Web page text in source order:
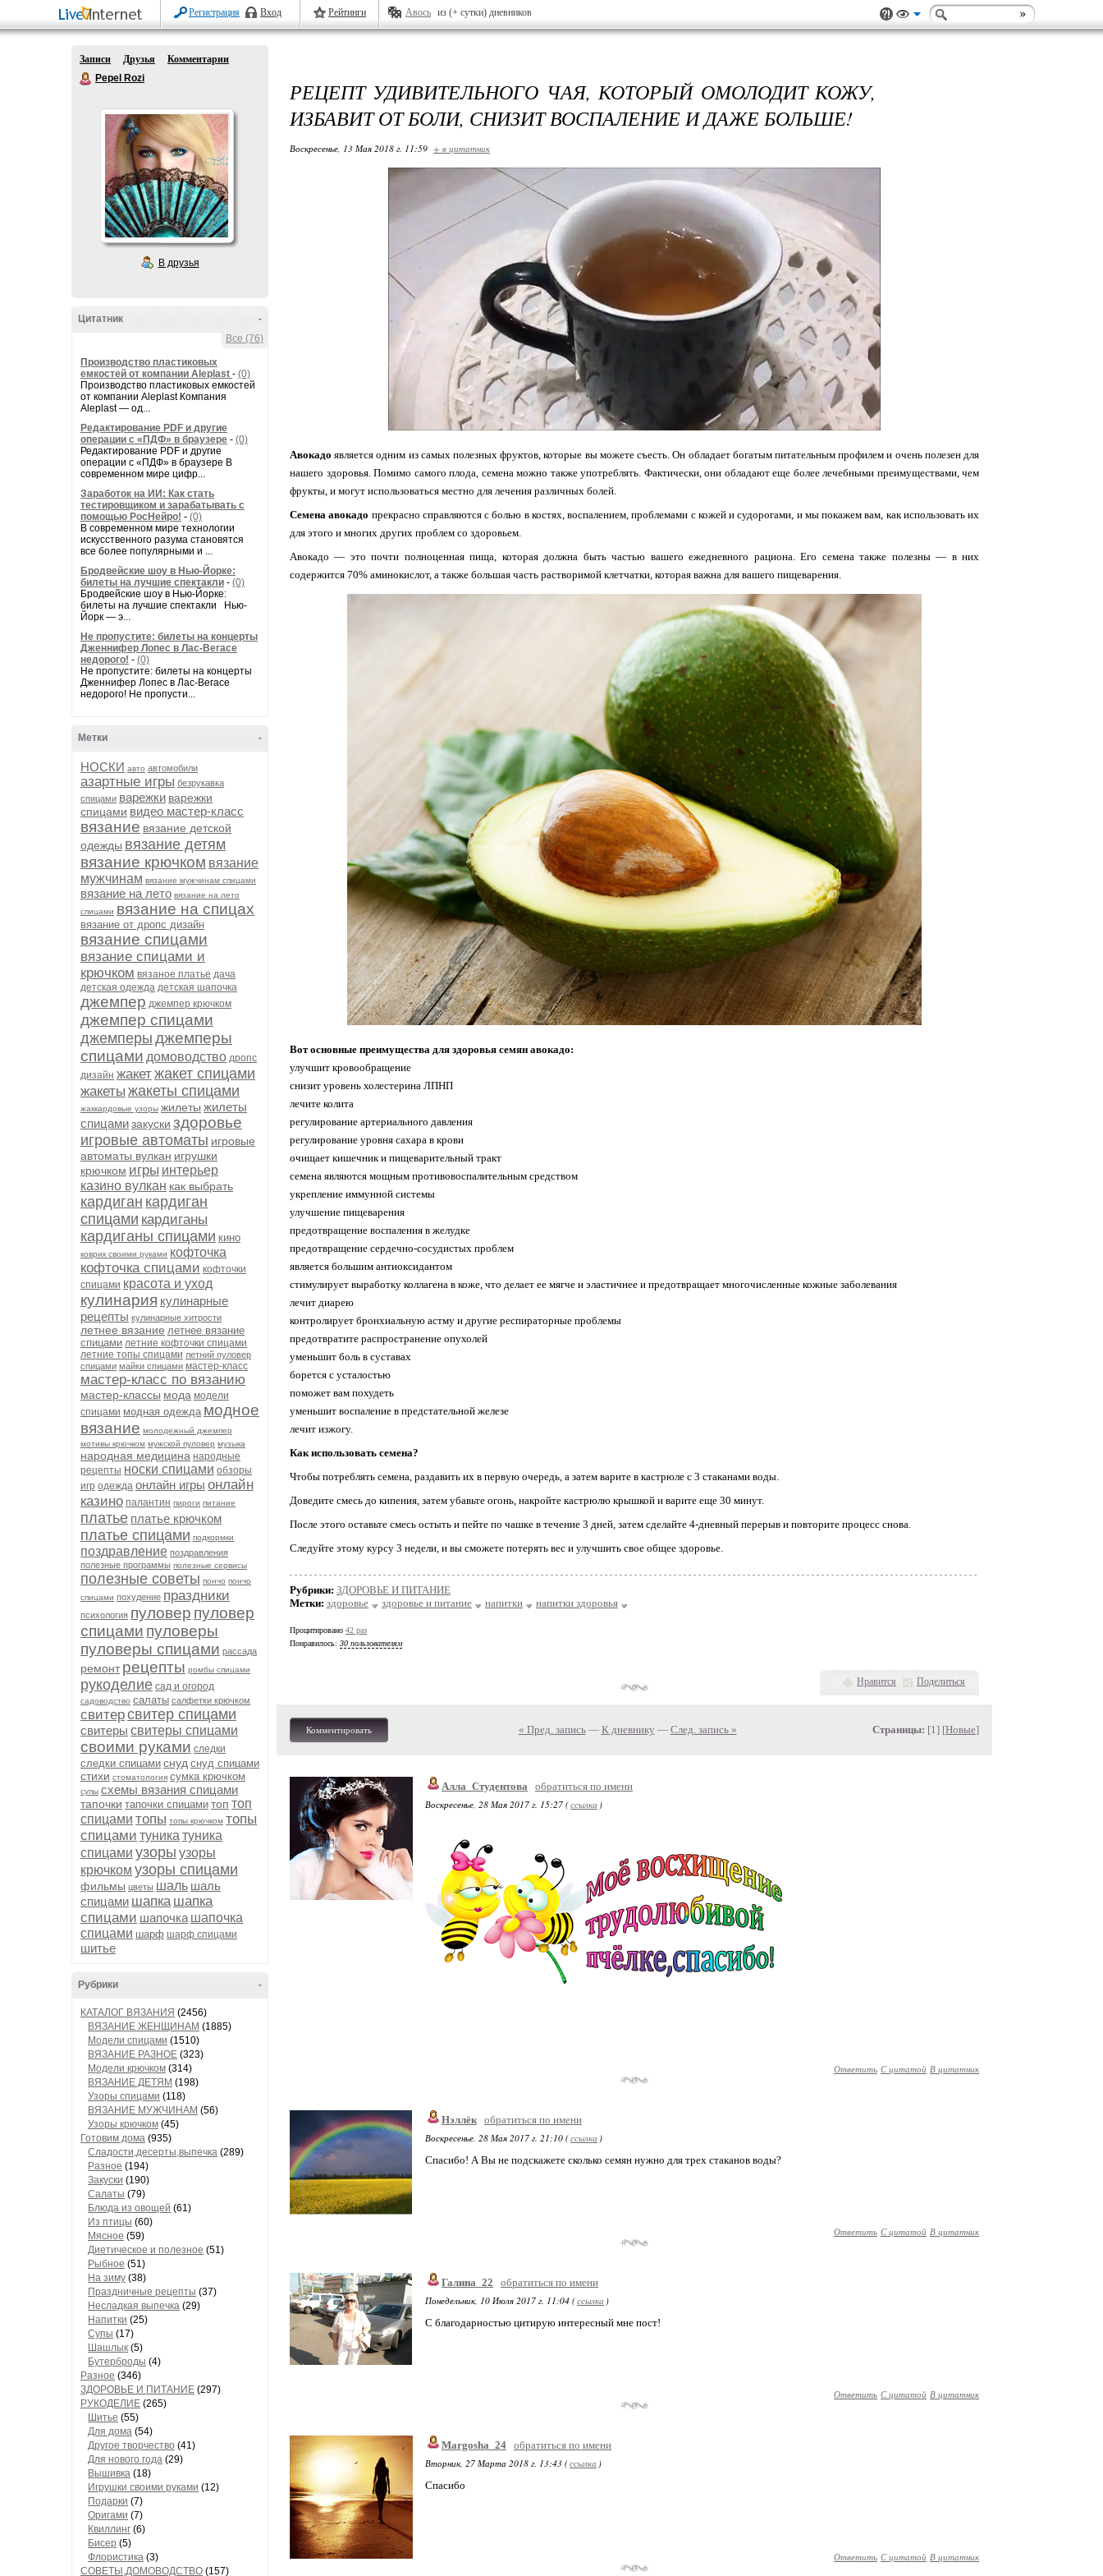
Регистрация Вход Рейтинги Авось из (+ сутки) дневников
Записи Друзья
Комментарии
Pepel Rozi
В друзья
-
Цитатник
Все (76)
Производство пластиковых
емкостей от компании Aleplast - (0)
Производство пластиковых емкостей
от компании Aleplast Компания
Aleplast — од...
Редактирование PDF и другие
операции с «ПДФ» в браузере - (0)
Редактирование PDF и другие
операции с «ПДФ» в браузере В
современном мире цифр...
Заработок на ИИ: Как стать
тестировщиком и зарабатывать с
помощью РосНейро! - (0)
В современном мире технологии
искусственного разума становятся
все более популярными и ...
Бродвейские шоу в Нью-Йорке:
билеты на лучшие спектакли - (0)
Бродвейские шоу в Нью-Йорке:
билеты на лучшие спектакли Нью-
Йорк — э...
Не пропустите: билеты на концерты
Дженнифер Лопес в Лас-Вегасе
недорого! - (0)
Не пропустите: билеты на концерты
Дженнифер Лопес в Лас-Вегасе
недорого! Не пропусти...
-
Метки
НОСКИ авто автомобили
азартные игры безрукавка
спицами варежки варежки
спицами видео мастер-класс
вязание вязание детской
одежды вязание детям
вязание крючком вязание
мужчинам вязание мужчинам спицами
вязание на лето вязание на лето
спицами вязание на спицах
вязание от дропс дизайн
вязание спицами
вязание спицами и
крючком вязаное платье дача
детская одежда детская шапочка
джемпер джемпер крючком
джемпер спицами
джемперы джемперы
спицами домоводство дропс
дизайн жакетжакет спицами
жакеты жакеты спицами
жаккардовые узоры жилеты жилеты
спицамизакуски здоровье
игровые автоматы игровые
автоматы вулкан игрушки
крючком игры интерьер
казино вулкан как выбрать
кардиган кардиган
спицами кардиганы
кардиганы спицами кино
коврик своими руками кофточка
кофточка спицами кофточки
спицами красота и уход
кулинария кулинарные
рецепты кулинарные хитрости
летнее вязание летнее вязание
спицами летние кофточки спицами
летние топы спицами летний пуловер
спицами майки спицами мастер-класс
мастер-класс по вязанию
мастер-классы мода модели
спицами модная одежда модное
вязание молодежный джемпер
мотивы крючком мужской пуловер музыка
народная медицина народные
рецепты носки спицами обзоры
игр одежда онлайн игры онлайн
казино палантин пироги питание
платье платье крючком
платье спицами подкормки
поздравление поздравления
полезные программы полезные сервисы
полезные советы пончо пончо
спицами похудение праздники
психология пуловер пуловер
спицами пуловеры
пуловеры спицами рассада
ремонт рецепты ромбы спицами
рукоделие сад и огород
садоводство салаты салфетки крючком
свитерсвитер спицами
свитеры свитеры спицами
своими руками следки
следки спицами снуд снуд спицами
стихи стоматология сумка крючком
супы схемы вязания спицами
тапочки тапочки спицами топ топ
спицами топы топы крючком топы
спицами туника туника
спицами узоры узоры
крючком узоры спицами
фильмы цветы шаль шаль
спицами шапка шапка
спицами шапочка шапочка
спицами шарф шарф спицами
шитье
-
Рубрики
КАТАЛОГ ВЯЗАНИЯ (2456)
ВЯЗАНИЕ ЖЕНЩИНАМ (1885)
Модели спицами (1510)
ВЯЗАНИЕ РАЗНОЕ (323)
Модели крючком (314)
ВЯЗАНИЕ ДЕТЯМ (198)
Узоры спицами (118)
ВЯЗАНИЕ МУЖЧИНАМ (56)
Узоры крючком (45)
Готовим дома (935)
Сладости,десерты,выпечка (289)
Разное (194)
Закуски (190)
Салаты (79)
Блюда из овощей (61)
Из птицы (60)
Мясное (59)
Диетическое и полезное (51)
Рыбное (51)
На зиму (38)
Праздничные рецепты (37)
Несладкая выпечка (29)
Напитки (25)
Супы (17)
Шашлык (5)
Бутерброды (4)
Разное (346)
ЗДОРОВЬЕ И ПИТАНИЕ (297)
РУКОДЕЛИЕ (265)
Шитье (55)
Для дома (54)
Другое творчество (41)
Для нового года (29)
Вышивка (18)
Игрушки своими руками (12)
Подарки (7)
Оригами (7)
Квиллинг (6)
Бисер (5)
Флористика (3)
СОВЕТЫ,ДОМОВОДСТВО (157)
РЕЦЕПТ УДИВИТЕЛЬНОГО ЧАЯ, КОТОРЫЙ ОМОЛОДИТ КОЖУ,
ИЗБАВИТ ОТ БОЛИ, СНИЗИТ ВОСПАЛЕНИЕ И ДАЖЕ БОЛЬШЕ!
Воскресенье, 13 Мая 2018 г. 11:59 + в цитатник
Авокадоявляется одним из самых полезных фруктов, которые вы можете съесть. Он обладает богатым питательным профилем и очень полезен для
нашего здоровья. Помимо самого плода, семена можно также употреблять. Фактически, они обладают еще более лечебными преимуществами, чем
фрукты, и могут использоваться местно для лечения различных болей.
Семена авокадо прекрасно справляются с болью в костях, воспалением, проблемами с кожей и судорогами, и мы покажем вам, как использовать их
для этого и многих других проблем со здоровьем.
Авокадо — это почти полноценная пища, которая должна быть частью вашего ежедневного рациона. Его семена также полезны — в них
содержится 70% аминокислот, а также большая часть растворимой клетчатки, которая важна для вашего пищеварения.
Вот основные преимущества для здоровья семян авокадо:
улучшит кровообращение
снизит уровень холестерина ЛПНП
лечите колита
регулирование артериального давления
регулирование уровня сахара в крови
очищает кишечник и пищеварительный тракт
семена являются мощным противовоспалительным средством
укрепление иммунной системы
улучшение пищеварения
предотвращение воспаления в желудке
предотвращение сердечно-сосудистых проблем
является большим антиоксидантом
стимулирует выработку коллагена в коже, что делает ее мягче и эластичнее и предотвращает многочисленные кожные заболевания
лечит диарею
контролирует бронхиальную астму и другие респираторные проблемы
предотвратите распространение опухолей
уменьшит боль в суставах
борется с усталостью
поможет вам похудеть
уменьшит воспаление в предстательной железе
лечит изжогу.
Как использовать семена?
Чтобы потреблять семена, раздавить их в первую очередь, а затем варите в кастрюле с 3 стаканами воды.
Доведите смесь до кипения, затем убавьте огонь, накройте кастрюлю крышкой и варите еще 30 минут.
После этого оставьте смесь остыть и пейте по чашке в течение 3 дней, затем сделайте 4-дневный перерыв и повторите процесс снова.
Следуйте этому курсу 3 недели, и вы сможете потерять вес и улучшить свое общее здоровье.
Рубрики: ЗДОРОВЬЕ И ПИТАНИЕ
Метки: здоровье здоровье и питание напитки напитки здоровья
Процитировано 42 раз
Понравилось: 30 пользователям
Нравится Поделиться
Комментировать « Пред. запись— К дневнику — След. запись » Страницы: [1] [Новые]
Алла_Студентова
обратиться по имени
Воскресенье, 28 Мая 2017 г. 15:27 (ссылка )
Ответить С цитатой В цитатник
Нэллёк обратиться по имени
Воскресенье, 28 Мая 2017 г. 21:10 (ссылка )
Спасибо! А Вы не подскажете сколько семян нужно для трех стаканов воды?
Ответить С цитатой В цитатник
Галина_22
обратиться по имени
Понедельник, 10 Июля 2017 г. 11:04 (ссылка )
С благодарностью цитирую интересный мне пост!
Ответить С цитатой В цитатник
Margosha_24 обратиться по имени
Вторник, 27 Марта 2018 г. 13:43 (ссылка )
Спасибо
Ответить С цитатой В цитатник